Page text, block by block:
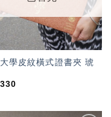
學皮紋橫式證書夾 琥
330